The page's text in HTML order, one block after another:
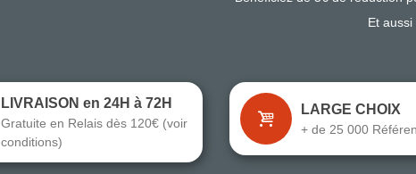
Et
LIVRAISON en 24H à 72H
Gratuite en Relais dès 120€ (voir
conditions)
LARGE CHOIX
+ de 25 000